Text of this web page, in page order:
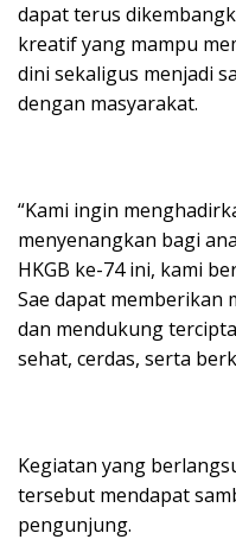
dapat terus
kreatif yang mampu
dini sekaligus menjadi
dengan masyarakat.
“Kami ingin
menyenangkan bagi
HKGB ke-74 ini, kami
Sae dapat memberikan
dan mendukung
sehat, cerdas, serta
Kegiatan yang
tersebut mendapat
pengunjung.